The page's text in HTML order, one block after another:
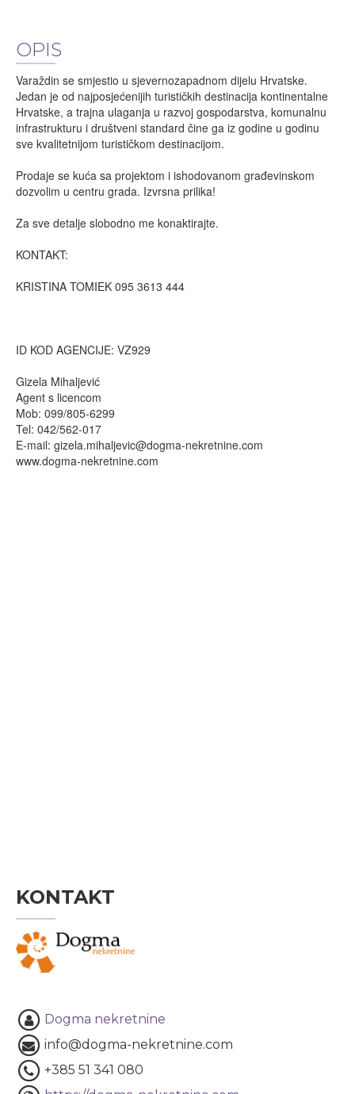
OPIS
Varaždin se smjestio u sjevernozapadnom dijelu Hrvatske.
Jedan je od najposjećenijih turističkih destinacija kontinentalne
Hrvatske, a trajna ulaganja u razvoj gospodarstva, komunalnu
infrastrukturu i društveni standard čine ga iz godine u godinu
sve kvalitetnijom turističkom destinacijom.
Prodaje se kuća sa projektom i ishodovanom građevinskom
dozvolim u centru grada. Izvrsna prilika!
Za sve detalje slobodno me konaktirajte.
KONTAKT:
KRISTINA TOMIEK 095 3613 444
ID KOD AGENCIJE: VZ929
Gizela Mihaljević
Agent s licencom
Mob: 099/805-6299
Tel: 042/562-017
E-mail: gizela.mihaljevic@dogma-nekretnine.com
www.dogma-nekretnine.com
KONTAKT
Dogma nekretnine
info@dogma-nekretnine.com
+385 51 341 080